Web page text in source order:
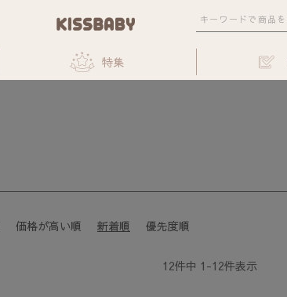
特集
価格が高い順 新着順 優先度順
12件中 1 -12件表示